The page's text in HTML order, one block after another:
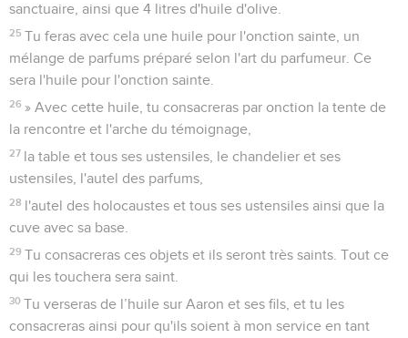
sanctuaire, ainsi que 4 litres d'huile d'olive.
25 Tu feras avec cela une huile pour l'onction sainte, un
mélange de parfums préparé selon l'art du parfumeur. Ce
sera l'huile pour l'onction sainte.
26 » Avec cette huile, tu consacreras par onction la tente de
la rencontre et l'arche du témoignage,
27 la table et tous ses ustensiles, le chandelier et ses
ustensiles, l'autel des parfums,
28 l'autel des holocaustes et tous ses ustensiles ainsi que la
cuve avec sa base.
29 Tu consacreras ces objets et ils seront très saints. Tout ce
qui les touchera sera saint.
30 Tu verseras de l’huile sur Aaron et ses fils, et tu les
consacreras ainsi pour qu'ils soient à mon service en tant